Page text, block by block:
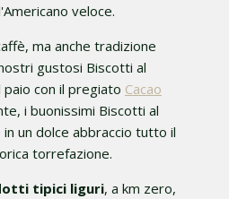
veloce.
ma anche tradizione
gustosi Biscotti al
paio con il pregiato Cacao
i buonissimi Biscotti al
in un dolce abbraccio tutto il
torrefazione.
tipici liguri, a km zero,